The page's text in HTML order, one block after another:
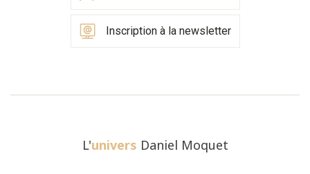
Inscription à la newsletter
L'univers Daniel Moquet